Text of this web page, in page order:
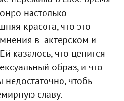
настолько
красота, что это
в актерском и
казалось, что ценится
образ, и что
чтобы
славу.